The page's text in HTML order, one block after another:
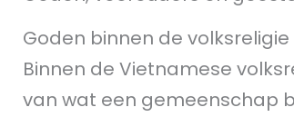
Goden binnen de volksreligie
Binnen de Vietnamese
van wat een gemeenschap